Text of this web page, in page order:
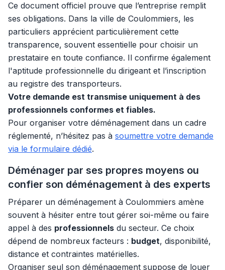
Ce document officiel prouve que l’entreprise remplit
ses obligations. Dans la ville de Coulommiers, les
particuliers apprécient particulièrement cette
transparence, souvent essentielle pour choisir un
prestataire en toute confiance. Il confirme également
l'aptitude professionnelle du dirigeant et l’inscription
au registre des transporteurs.
Votre demande est transmise uniquement à des
professionnels conformes et fiables.
Pour organiser votre déménagement dans un cadre
réglementé, n’hésitez pas à soumettre votre demande
via le formulaire dédié.
Déménager par ses propres moyens ou
confier son déménagement à des experts
Préparer un déménagement à Coulommiers amène
souvent à hésiter entre tout gérer soi-même ou faire
appel à des professionnels du secteur. Ce choix
dépend de nombreux facteurs : budget, disponibilité,
distance et contraintes matérielles.
Organiser seul son déménagement suppose de louer